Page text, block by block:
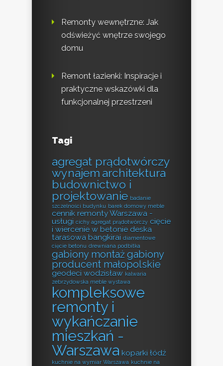
Remonty wewnętrzne: Jak
odświeżyć wnętrze swojego
domu
Remont łazienki: Inspiracje i
praktyczne wskazówki dla
funkcjonalnej przestrzeni
Tagi
agregat prądotwórczy
wynajem architektura
budownictwo i
projektowanie badanie
szczelności budynku barek domowy meble
cennik remonty Warszawa -
usługi cichy agregat prądotwórczy cięcie
i wiercenie w betonie deska
tarasowa bangkirai diamentowe
cięcie betonu drewniana podbitka
gabiony montażgabiony
producent małopolskie
geodeci wodzisław kalwaria
zebrzydowska meble wystawa
kompleksowe
remonty i
wykańczanie
mieszkań -
Warszawa koparki łódź
kuchnie na wymiar Warszawa kuchnie na